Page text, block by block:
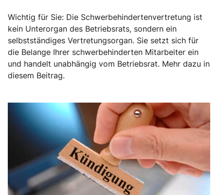
Wichtig für Sie: Die Schwerbehindertenvertretung ist
kein Unterorgan des Betriebsrats, sondern ein
selbstständiges Vertretungsorgan. Sie setzt sich für
die Belange Ihrer schwerbehinderten Mitarbeiter ein
und handelt unabhängig vom Betriebsrat. Mehr dazu in
diesem Beitrag.